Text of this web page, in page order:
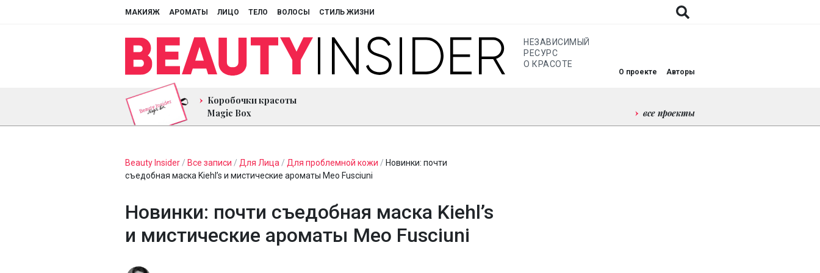
МАКИЯЖ АРОМАТЫ ЛИЦО ТЕЛО ВОЛОСЫ СТИЛЬ ЖИЗНИ
НЕЗАВИСИМЫЙ
РЕСУРС
О КРАСОТЕ
О проекте Авторы
Коробочки красоты
Magic Box
все проекты
Beauty Insider / Все записи / Для Лица / Для проблемной кожи / Новинки: почти
съедобная маска Kiehl’s и мистические ароматы Meo Fusciuni
Новинки: почти съедобная маска Kiehl’s
и мистические ароматы Meo Fusciuni